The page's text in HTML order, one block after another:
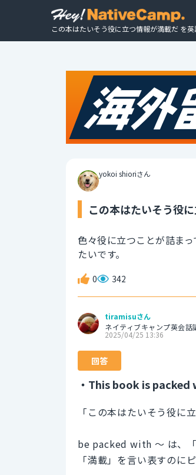
この本はたいそう役に立つ情報が満載だ を英
yokoi shioriさん
この本はたいそう役
色々役に立つことが詰ま
たいです。
0 342
tiramisuさん
ネイティブキャンプ英会話
2025/04/25 13:36
回答
・This book is
「この本はたいそう役に
be packed with ～ は、「
「満載」を言い表すのに